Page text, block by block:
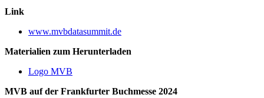
Link
www.mvbdatasummit.de
Materialien zum Herunterladen
Logo MVB
MVB auf der Frankfurter Buchmesse 2024